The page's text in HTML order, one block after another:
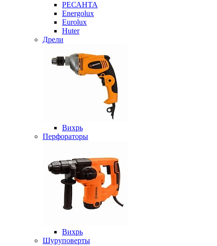
РЕСАНТА
Energolux
Eurolux
Huter
Дрели
Вихрь
Перфораторы
Вихрь
Шуруповерты